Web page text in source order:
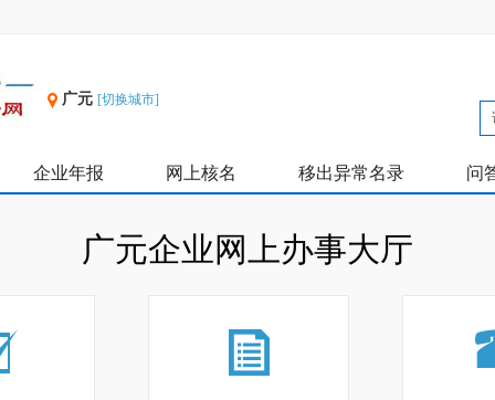
广元 [切换城市]
企业年报 网上核名 移出异常名录 问
广元企业网上办事大厅